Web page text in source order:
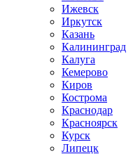
Ижевск
Иркутск
Казань
Калининград
Калуга
Кемерово
Киров
Кострома
Краснодар
Красноярск
Курск
Липецк